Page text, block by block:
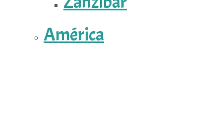
América